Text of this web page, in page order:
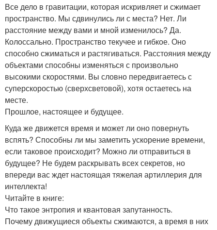
Все дело в гравитации, которая искривляет и сжимает
пространство. Мы сдвинулись ли с места? Нет. Ли
расстояние между вами и мной изменилось? Да.
Колоссально. Пространство текучее и гибкое. Оно
способно сжиматься и растягиваться. Расстояния между
объектами способны изменяться с произвольно
высокими скоростями. Вы словно передвигаетесь с
суперскоростью (сверхсветовой), хотя остаетесь на
месте.
Прошлое, настоящее и будущее.
Куда же движется время и может ли оно повернуть
вспять? Способны ли мы заметить ускорение времени,
если таковое происходит? Можно ли отправиться в
будущее? Не будем раскрывать всех секретов, но
впереди вас ждет настоящая тяжелая артиллерия для
интеллекта!
Читайте в книге:
Что такое энтропия и квантовая запутанность.
Почему движущиеся объекты сжимаются, а время в них